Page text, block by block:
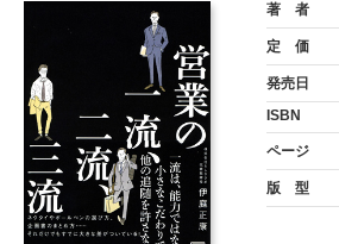
著 者
定 価
発売日
ISBN
ページ
版 型